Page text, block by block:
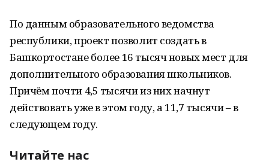
По данным образовательного ведомства
республики, проект позволит создать в
Башкортостане более 16 тысяч новых мест для
дополнительного образования школьников.
Причём почти 4,5 тысячи из них начнут
действовать уже в этом году, а 11,7 тысячи – в
следующем году.
Читайте нас